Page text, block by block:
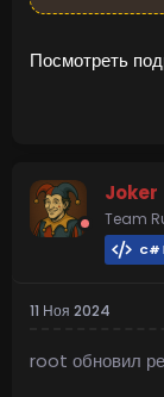
Посмотреть
Joker
Team
C#
11 Ноя 2024
root обновил